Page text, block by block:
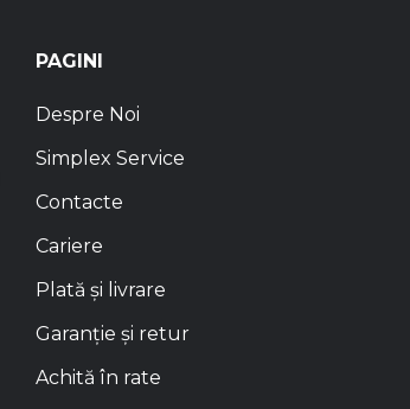
PAGINI
Despre Noi
Simplex Service
Contacte
Cariere
Plată și livrare
Garanție și retur
Achită în rate